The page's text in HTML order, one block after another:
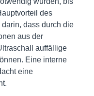
des
dass durch die
aus der
auffällige
Eine interne
eine